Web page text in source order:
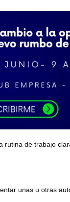
de trabajo
unas u otras